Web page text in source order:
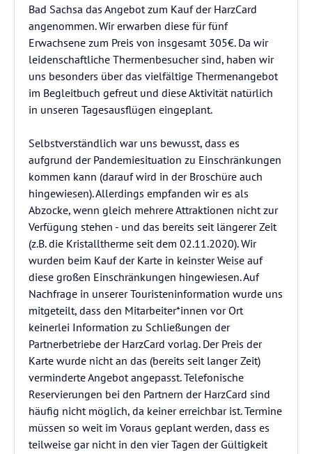
Bad Sachsa das Angebot zum Kauf der HarzCard
angenommen. Wir erwarben diese für fünf
Erwachsene zum Preis von insgesamt 305€. Da wir
leidenschaftliche Thermenbesucher sind, haben wir
uns besonders über das vielfältige Thermenangebot
im Begleitbuch gefreut und diese Aktivität natürlich
in unseren Tagesausflügen eingeplant.
Selbstverständlich war uns bewusst, dass es
aufgrund der Pandemiesituation zu Einschränkungen
kommen kann (darauf wird in der Broschüre auch
hingewiesen). Allerdings empfanden wir es als
Abzocke, wenn gleich mehrere Attraktionen nicht zur
Verfügung stehen - und das bereits seit längerer Zeit
(z.B. die Kristalltherme seit dem 02.11.2020). Wir
wurden beim Kauf der Karte in keinster Weise auf
diese großen Einschränkungen hingewiesen. Auf
Nachfrage in unserer Touristeninformation wurde uns
mitgeteilt, dass den Mitarbeiter*innen vor Ort
keinerlei Information zu Schließungen der
Partnerbetriebe der HarzCard vorlag. Der Preis der
Karte wurde nicht an das (bereits seit langer Zeit)
verminderte Angebot angepasst. Telefonische
Reservierungen bei den Partnern der HarzCard sind
häufig nicht möglich, da keiner erreichbar ist. Termine
müssen so weit im Voraus geplant werden, dass es
teilweise gar nicht in den vier Tagen der Gültigkeit